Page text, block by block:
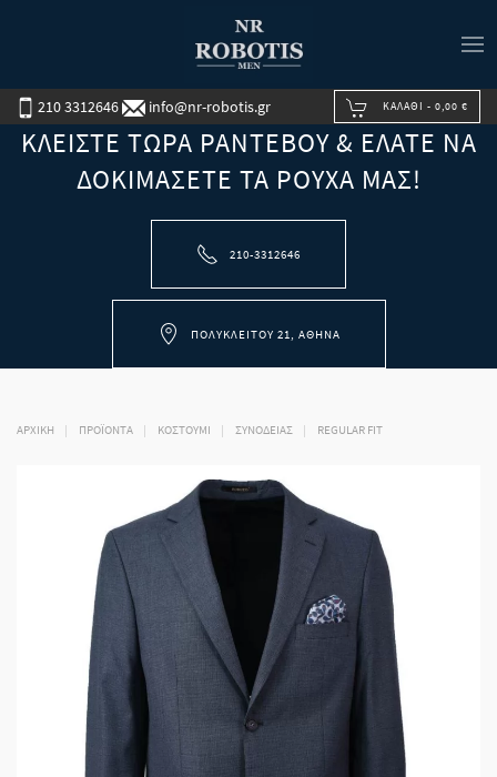
210 3312646 info@nr-robotis.gr ΚΑΛΆΘΙ - 0,00 €
ΚΛΕΊΣΤΕ ΤΏΡΑ ΡΑΝΤΕΒΟΎ & ΕΛΆΤΕ ΝΑ
ΔΟΚΙΜΆΣΕΤΕ ΤΑ ΡΟΎΧΑ ΜΑΣ!
210-3312646
ΠΟΛΥΚΛΕΊΤΟΥ 21, ΑΘΉΝΑ
ΑΡΧΙΚΉ ΠΡΟΪΟΝΤΑ ΚΟΣΤΟΥΜΙ ΣΥΝΟΔΕΊΑΣ REGULAR FIT